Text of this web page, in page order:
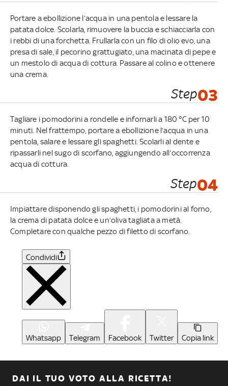
Portare a ebollizione l’acqua in una pentola e lessare la
patata dolce. Scolarla, rimuovere la buccia e schiacciarla con
i rebbi di una forchetta. Frullarla con un filo di olio evo, una
presa di sale, il pecorino grattugiato, una macinata di pepe e
un mestolo di acqua di cottura. Passare al colino e ottenere
una crema.
Step03
Tagliare i pomodorini a rondelle e infornarli a 180 °C per 10
minuti. Nel frattempo, portare a ebollizione l’acqua in una
pentola, salare e lessare gli spaghetti. Scolarli al dente e
ripassarli nel sugo di scorfano, aggiungendo all’occorrenza
acqua di cottura.
Step04
Impiattare disponendo gli spaghetti, i pomodorini al forno,
la crema di patata dolce e un’oliva tagliata a metà.
Completare con qualche pezzo di filetto di scorfano.
Condividi
Whatsapp Telegram Facebook Twitter Copia link
DAI IL TUO VOTO ALLA RICETTA!